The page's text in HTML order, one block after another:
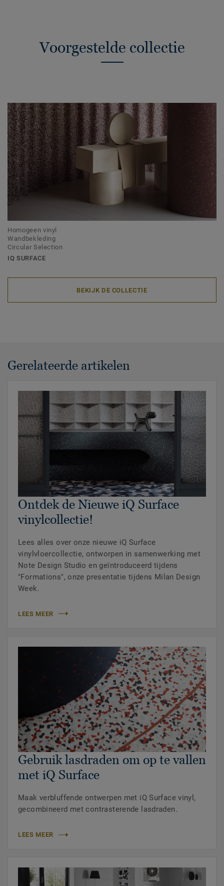
Voorgestelde collectie
Homogeen vinyl
Wandbekleding
Circular Selection
IQ SURFACE
BEKIJK DE COLLECTIE
Gerelateerde artikelen
Ontdek de Nieuwe iQ Surface
vinylcollectie!
Lees alles over onze nieuwe iQ Surface
vinylvloercollectie, ontworpen in samenwerking met
Note Design Studio en geïntroduceerd tijdens
"Formations", onze presentatie tijdens Milan Design
Week.
LEES MEER
Gebruik lasdraden om op te vallen
met iQ Surface
Maak verbluffende ontwerpen met iQ Surface vinyl,
gecombineerd met contrasterende lasdraden.
LEES MEER